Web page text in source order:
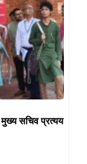
मुख्य सचिव प्रत्यय